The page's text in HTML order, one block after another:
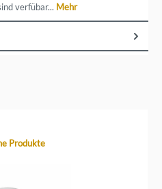
verfübar... Mehr
Produkte